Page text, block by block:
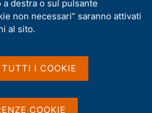
anticiclica (CCyB)
a destra o sul pulsante
non necessari” saranno attivati
al sito.
I COOKIE
COOKIE